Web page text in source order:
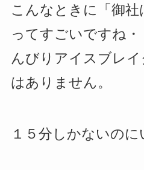
こんなときに「御
ってすごいですね
んびりアイスブレ
はありません。
１５分しかないのに